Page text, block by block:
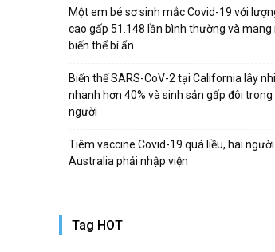
Một em bé sơ sinh mắc Covid-19 với
cao gấp 51.148 lần bình thường và
biến thể bí ẩn
Biến thể SARS-CoV-2 tại California lây
nhanh hơn 40% và sinh sản gấp đôi trong
người
Tiêm vaccine Covid-19 quá liều, hai người
Australia phải nhập viện
Tag HOT